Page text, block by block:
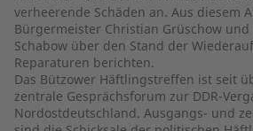
verheerende Schäden an. Aus diesem
Bürgermeister Christian Grüschow
Schabow über den Stand der
Reparaturen berichten.
Das Bützower Häftlingstreffen ist seit
zentrale Gesprächsforum zur DDR-
Nordostdeutschland. Ausgangs- und